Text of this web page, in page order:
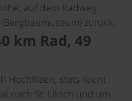
auf dem Radweg
zurück.
km Rad, 49
Hochfilzen; stets leicht
nach St. Ulrich und um